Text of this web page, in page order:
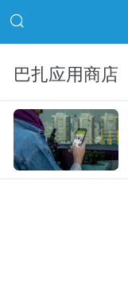
巴扎应用商店